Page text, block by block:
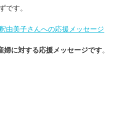
です。
由美子さんへの応援メッセージ
婦に対する応援メッセージです。